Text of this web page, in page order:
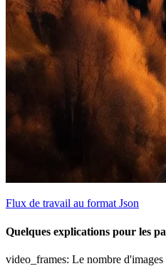
Flux de travail au format Json
Quelques explications pour les
video_frames: Le nombre d'images